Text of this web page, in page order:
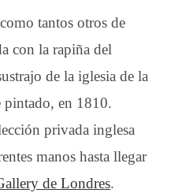
tantos otros de
con la rapiña del
de la iglesia de la
pintado, en 1810.
privada inglesa
manos hasta llegar
de Londres.